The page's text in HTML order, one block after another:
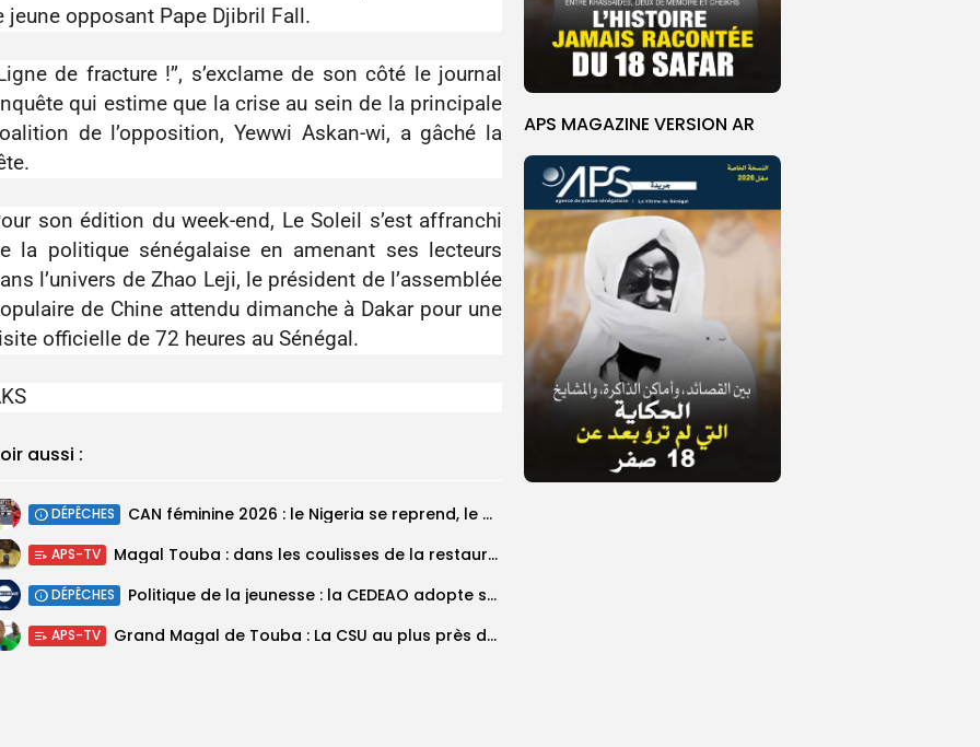
APS MAGAZINE VERSION AR
jeune opposant Pape Djibril Fall.
de fracture !’’, s’exclame de son côté le journal
qui estime que la crise au sein de la principale
de l’opposition, Yewwi Askan-wi, a gâché la
son édition du week-end, Le Soleil s’est affranchi
la politique sénégalaise en amenant ses lecteurs
l’univers de Zhao Leji, le président de l’assemblée
de Chine attendu dimanche à Dakar pour une
officielle de 72 heures au Sénégal.
aussi :
DÉPÊCHES ‎CAN féminine 2026 : le Nigeria se reprend, le Malawi surprend encore...
APS-TV Magal Touba : dans les coulisses de la restauration de la presse...
DÉPÊCHES Politique de la jeunesse : la CEDEAO adopte son plan d’actions stratégiques...
APS-TV Grand Magal de Touba : La CSU au plus près des pèlerins